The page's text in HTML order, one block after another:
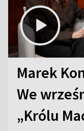
Marek
We
„Królu